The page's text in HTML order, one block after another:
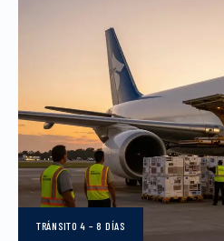
TRÁNSITO4 – 8 DÍAS